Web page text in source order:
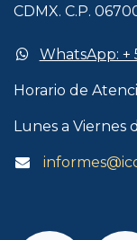
CDMX. C.P.
​​WhatsApp: +
Horario de
Lunes a Viernes